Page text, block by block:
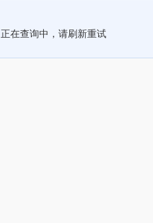
正在查询中，请刷新重试